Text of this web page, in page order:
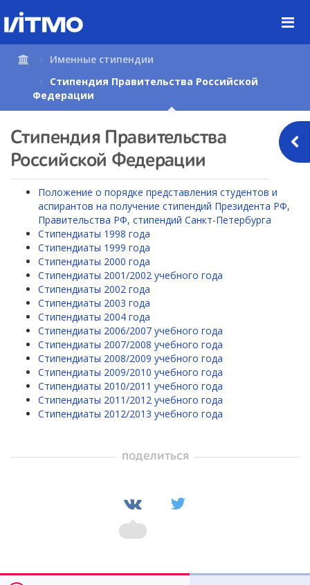
содержимому
страницы.
Именные стипендии
Стипендия Правительства Российской
Федерации
Стипендия Правительства
Российской Федерации
Положение о порядке представления студентов и
аспирантов на получение стипендий Президента РФ,
Правительства РФ, стипендий Санкт-Петербурга
Стипендиаты 1998 года
Стипендиаты 1999 года
Стипендиаты 2000 года
Стипендиаты 2001/2002 учебного года
Стипендиаты 2002 года
Стипендиаты 2003 года
Стипендиаты 2004 года
Стипендиаты 2006/2007 учебного года
Стипендиаты 2007/2008 учебного года
Стипендиаты 2008/2009 учебного года
Стипендиаты 2009/2010 учебного года
Стипендиаты 2010/2011 учебного года
Стипендиаты 2011/2012 учебного года
Стипендиаты 2012/2013 учебного года
поделиться